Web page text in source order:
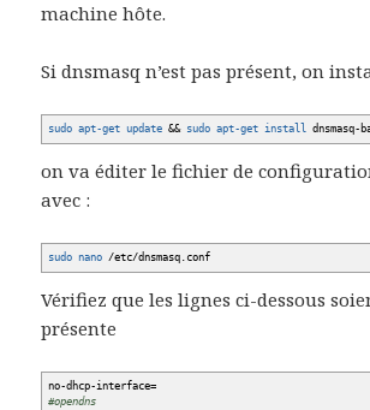
machine hôte.
Si dnsmasq n’est pas présent, on
sudo apt-get update && sudo apt-get install dnsmasq-
on va éditer le fichier de
avec :
sudo nano /etc/dnsmasq.conf
Vérifiez que les lignes ci-dessous
présente
no-dhcp-interface=
#opendns